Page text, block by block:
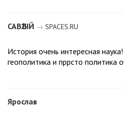
САВѢЛІЙ → SPACES.RU
История очень интересная
геополитика и пррсто политика
Ярослав